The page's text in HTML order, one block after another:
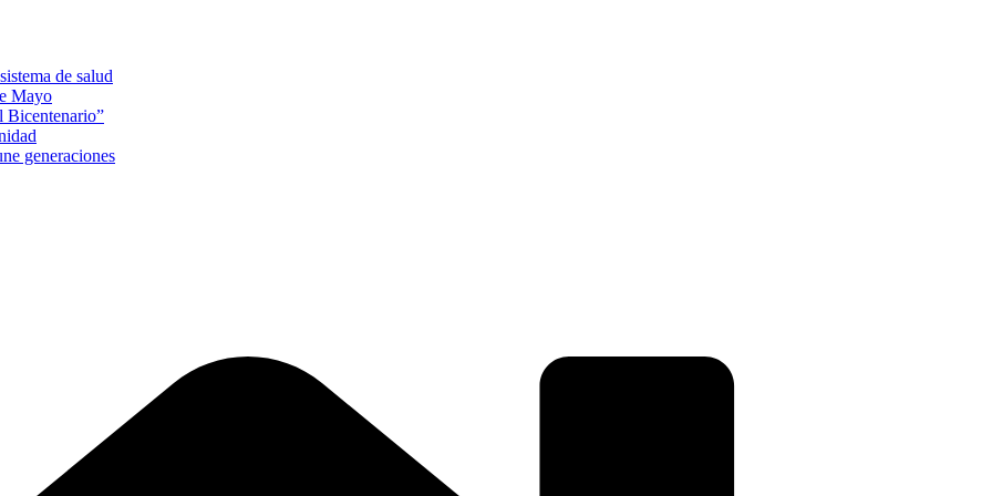
de salud
Mayo
Bicentenario”
generaciones